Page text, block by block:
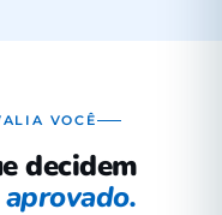
VOCÊ
decidem